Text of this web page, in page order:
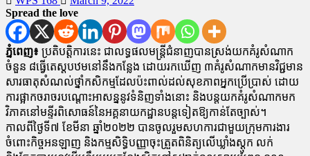
Spread the love
ភ្នំពេញ៖ ប្រតិបត្តិការនេះ ជាលទ្ធផលមន្រ្តីជំនាញបានស្រង់យកគំរូសំណាក
ចំនួន ៨ធ្វើតេស្តបឋមនៅនឹងកន្លែង ដោយរកឃើញ ៣គំរូសំណាកមានវិជ្ជមាន
សារធាតុសំណល់ថ្នាំកសិកម្មដែលប៉ះពាល់ដល់សុខភាពអ្នកប្រើប្រាស់ ដោយ
ការផ្អាកចរាចរបណ្ដោះអាសន្ននូវទំនិញទាំងនោះ និងបន្តយកគំរូសំណាកមក
វិភាគនៅមន្ទីរពិសោធន៍នៃអគ្គនាយកដ្ឋានបន្តទៀតឱ្យកាន់តែច្បាស់។
កាលពីថ្ងៃទី៧ ខែមីនា ឆ្នាំ២០២២ បានចូលរួមសហការជាមួយក្រុមការងារ
ចំពោះកិច្ចអនឡាញ និងកម្មសិទ្ធិបញ្ញាចុះត្រួតពិនិត្យលើឃ្លាំងស្ដុក លក់